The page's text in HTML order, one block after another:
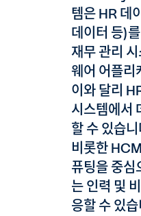
템은 HR 데
데이터 등)
재무 관리
웨어 어플리
이와 달리
시스템에서
할 수 있습
비롯한
퓨팅을 중심
는 인력 및
응할 수 있